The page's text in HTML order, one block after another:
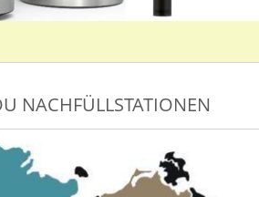
NACHFÜLLSTATIONEN